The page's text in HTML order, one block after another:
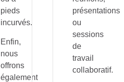
pieds
incurvés.
Enfin,
nous
offrons
également
présentations
ou
sessions
de
travail
collaboratif.